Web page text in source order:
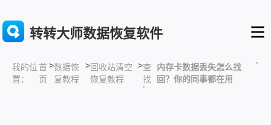
转转大师数据恢复软件
我的位
置：
首
页
>数据恢
复教程
>回收站清空
恢复教程
>查
找
“
内存卡数据丢失怎么找
回？你的同事都在用
”